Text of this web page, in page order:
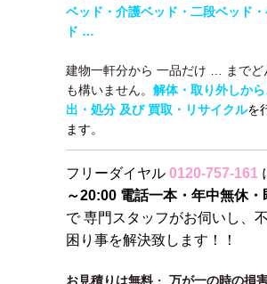
ベッド・介護ベッド・二段ベッド・
ド …
建物一軒分から 一品だけ … までど
も構いません。 解体・取り外しか
出・処分 及び 買取・リサイクルを
ます。
フリーダイヤル 0120-757-161
～20:00 電話一本・年中無休・
で 専門スタッフがお伺いし、
困り事を解決致します！！
お見積りは無料・ 万が一の時の損